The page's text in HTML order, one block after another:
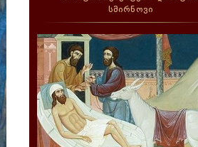
სმირნოვი